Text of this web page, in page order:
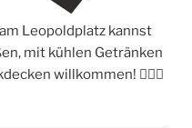
Leopoldplatz kannst
mit kühlen Getränken
willkommen! 🧖🏼‍♀️